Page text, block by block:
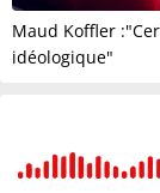
Maud Koffler
idéologique"